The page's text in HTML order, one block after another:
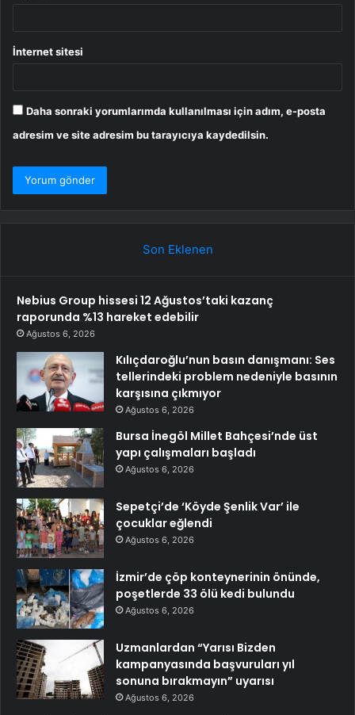
İnternet sitesi
Daha sonraki yorumlarımda kullanılması için adım, e-posta
adresim ve site adresim bu tarayıcıya kaydedilsin.
Son Eklenen
Nebius Group hissesi 12 Ağustos’taki kazanç
raporunda %13 hareket edebilir
Ağustos 6, 2026
Kılıçdaroğlu’nun basın danışmanı: Ses
tellerindeki problem nedeniyle basının
karşısına çıkmıyor
Ağustos 6, 2026
Bursa İnegöl Millet Bahçesi’nde üst
yapı çalışmaları başladı
Ağustos 6, 2026
Sepetçi’de ‘Köyde Şenlik Var’ ile
çocuklar eğlendi
Ağustos 6, 2026
İzmir’de çöp konteynerinin önünde,
poşetlerde 33 ölü kedi bulundu
Ağustos 6, 2026
Uzmanlardan “Yarısı Bizden
kampanyasında başvuruları yıl
sonuna bırakmayın” uyarısı
Ağustos 6, 2026